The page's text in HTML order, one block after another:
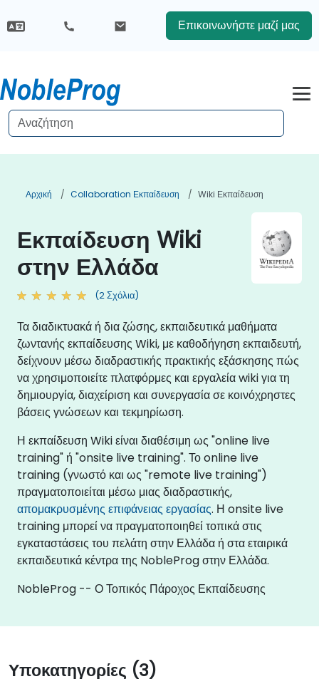
Επικοινωνήστε μαζί μας
Αρχική Collaboration Εκπαίδευση Wiki Εκπαίδευση
Εκπαίδευση Wiki
στην Ελλάδα
(2 Σχόλια)
Τα διαδικτυακά ή δια ζώσης, εκπαιδευτικά μαθήματα
ζωντανής εκπαίδευσης Wiki, με καθοδήγηση εκπαιδευτή,
δείχνουν μέσω διαδραστικής πρακτικής εξάσκησης πώς
να χρησιμοποιείτε πλατφόρμες και εργαλεία wiki για τη
δημιουργία, διαχείριση και συνεργασία σε κοινόχρηστες
βάσεις γνώσεων και τεκμηρίωση.
Η εκπαίδευση Wiki είναι διαθέσιμη ως "online live
training" ή "onsite live training". Το online live
training (γνωστό και ως "remote live training")
πραγματοποιείται μέσω μιας διαδραστικής,
απομακρυσμένης επιφάνειας εργασίας. Η onsite live
training μπορεί να πραγματοποιηθεί τοπικά στις
εγκαταστάσεις του πελάτη στην Ελλάδα ή στα εταιρικά
εκπαιδευτικά κέντρα της NobleProg στην Ελλάδα.
NobleProg -- Ο Τοπικός Πάροχος Εκπαίδευσης
Υποκατηγορίες (3)